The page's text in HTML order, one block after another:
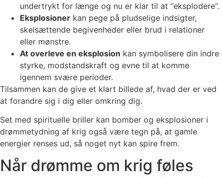
undertrykt for længe og nu er klar til at “eksplodere”.
Eksplosioner kan pege på pludselige indsigter,
skelsættende begivenheder eller brud i relationer
eller mønstre.
At overleve en eksplosion kan symbolisere din indre
styrke, modstandskraft og evne til at komme
igennem svære perioder.
Tilsammen kan de give et klart billede af, hvad der er ved
at forandre sig i dig eller omkring dig.
Set med spirituelle briller kan bomber og eksplosioner i
drømmetydning af krig også være tegn på, at gamle
energier renses ud, så noget nyt kan spire frem.
Når drømme om krig føles